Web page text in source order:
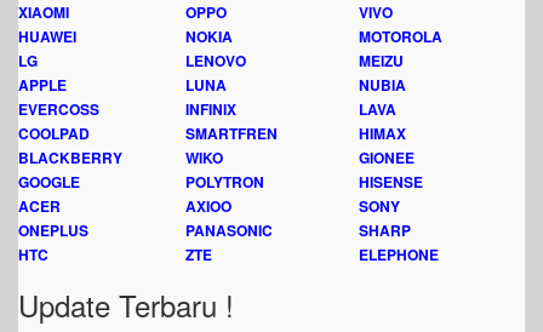
XIAOMI
OPPO
VIVO
HUAWEI
NOKIA
MOTOROLA
LG
LENOVO
MEIZU
APPLE
LUNA
NUBIA
EVERCOSS
INFINIX
LAVA
COOLPAD
SMARTFREN
HIMAX
BLACKBERRY
WIKO
GIONEE
GOOGLE
POLYTRON
HISENSE
ACER
AXIOO
SONY
ONEPLUS
PANASONIC
SHARP
HTC
ZTE ELEPHONE
Update Terbaru !